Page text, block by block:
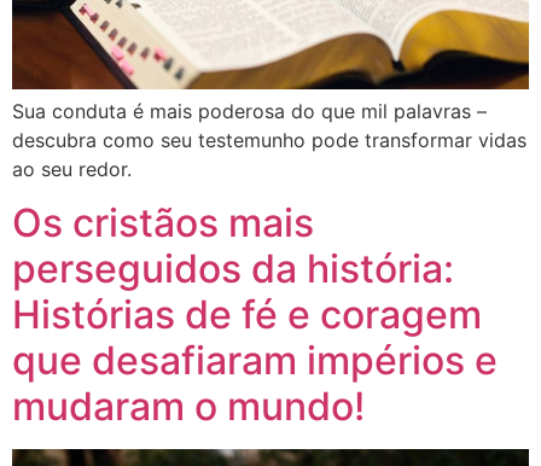
Sua conduta é mais poderosa do que mil palavras –
descubra como seu testemunho pode transformar vidas
ao seu redor.
Os cristãos mais
perseguidos da história:
Histórias de fé e coragem
que desafiaram impérios e
mudaram o mundo!